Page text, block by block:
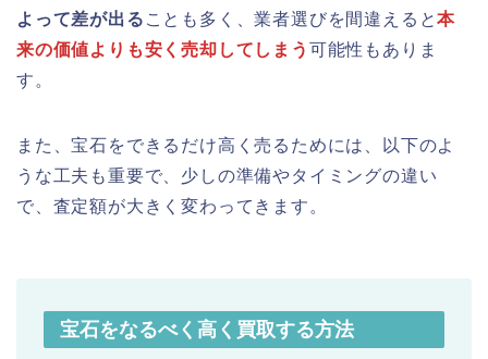
よって差が出る ことも多く、業者選びを間違えると本
来の価値よりも安く売却してしまう 可能性もありま
す。
また、宝石をできるだけ高く売るためには、以下のよ
うな工夫も重要で、少しの準備やタイミングの違い
で、査定額が大きく変わってきます。
宝石をなるべく高く買取する方法